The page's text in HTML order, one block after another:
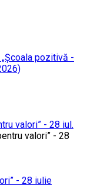
pozitivă -
valori” - 28 iul.
- 28 iulie